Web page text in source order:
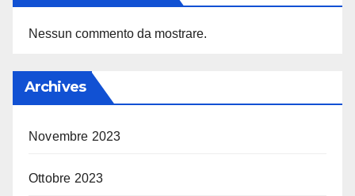
Nessun commento da mostrare.
Archives
Novembre 2023
Ottobre 2023